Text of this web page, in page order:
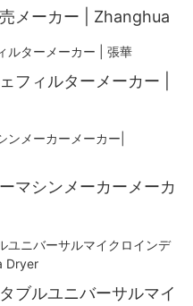
メーカー | Zhanghua
フィルターメーカー |
マシンメーカーメーカ
ブルユニバーサルマイ